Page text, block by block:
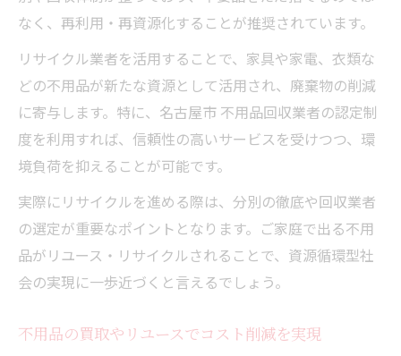
なく、再利用・再資源化することが推奨されています。
リサイクル業者を活用することで、家具や家電、衣類な
どの不用品が新たな資源として活用され、廃棄物の削減
に寄与します。特に、名古屋市 不用品回収業者の認定制
度を利用すれば、信頼性の高いサービスを受けつつ、環
境負荷を抑えることが可能です。
実際にリサイクルを進める際は、分別の徹底や回収業者
の選定が重要なポイントとなります。ご家庭で出る不用
品がリユース・リサイクルされることで、資源循環型社
会の実現に一歩近づくと言えるでしょう。
不用品の買取やリユースでコスト削減を実現